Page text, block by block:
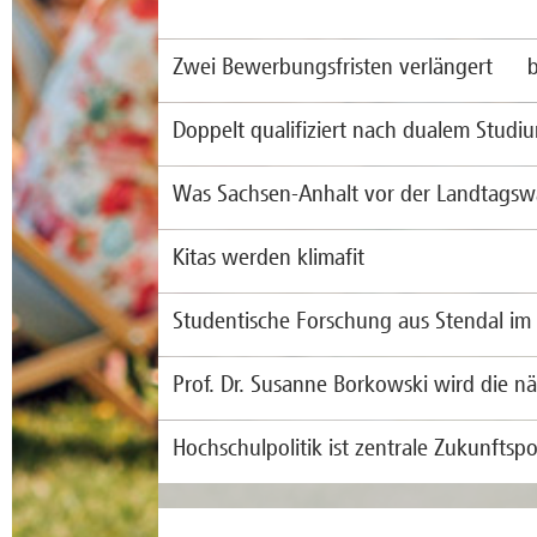
Zwei Bewerbungsfristen verlängert
Doppelt qualifiziert nach dualem
Was Sachsen-Anhalt vor der
Kitas werden klimafit
dieser
Studentische Forschung aus Stendal
Prof. Dr. Susanne Borkowski wird die
Hochschulpolitik ist zentrale